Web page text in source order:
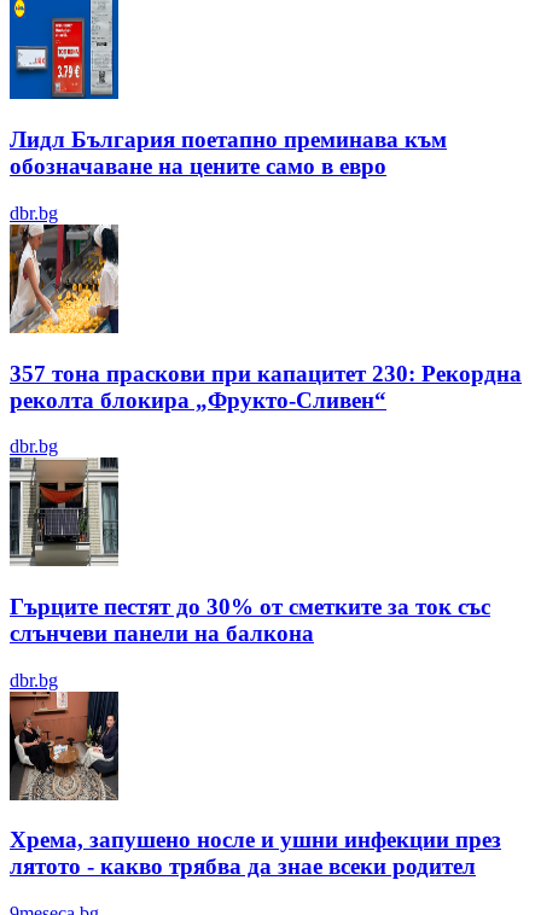
Лидл България поетапно преминава към
обозначаване на цените само в евро
dbr.bg
357 тона праскови при капацитет 230: Рекордна
реколта блокира „Фрукто-Сливен“
dbr.bg
Гърците пестят до 30% от сметките за ток със
слънчеви панели на балкона
dbr.bg
Хрема, запушено носле и ушни инфекции през
лятотo - какво трябва да знае всеки родител